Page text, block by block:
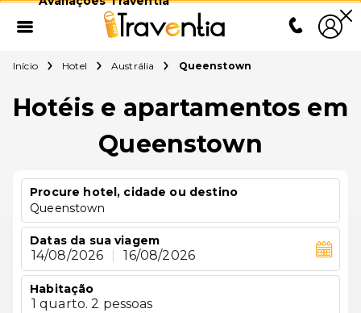
Início Hotel Austrália Queenstown
Hotéis e apartamentos em
Queenstown
Procure hotel, cidade ou destino
Queenstown
Datas da sua viagem
14/08/2026 16/08/2026
Habitação
1 quarto. 2 pessoas